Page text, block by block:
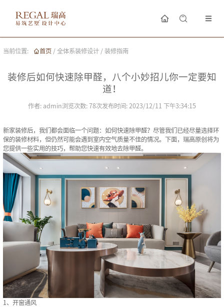
当前位置: 首页 / 全体系装修设计 / 装修指南
装修后如何快速除甲醛，八个小妙招儿你一定要知
道！
作者: admin浏览次数: 78次发布时间: 2023/12/11 下午3:34:15
新家装修后，我们都会面临一个问题：如何快速除甲醛？尽管我们已经尽量选择环
保的装修材料，但仍然可能会遇到室内空气质量不佳的情况。下面，瑞高原创将为
您提供一些实用的技巧，帮助您快速有效地去除甲醛。
1、开窗通风